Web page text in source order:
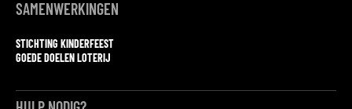
SAMENWERKINGEN
STICHTING KINDERFEEST
GOEDE DOELEN LOTERIJ